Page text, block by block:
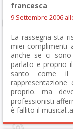
francesca
9 Settembre 2006
La rassegna sta
miei complimenti
anche se ci
parlato e proprio
santo come il
proprio. ma
professionisti
è fallito il